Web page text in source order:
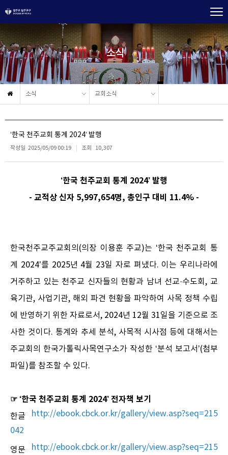
소식
소식 교회소식
‘한국 천주교회 통계 2024’ 발행
작성일 2025/05/09 00:19 조회 10,307
‘한국 천주교회 통계 2024’ 발행
- 교적상 신자 5,997,654명, 총인구 대비 11.4% -
한국천주교주교회의(의장 이용훈 주교)는 ‘한국 천주교회 통
계 2024’를 2025년 4월 23일 자로 펴냈다. 이는 우리나라에
거주하고 있는 천주교 신자들의 현황과 남녀 선교·수도회, 교
육기관, 사업기관, 해외 파견 현황을 파악하여 사목 정책 수립
에 반영하기 위한 자료로서, 2024년 12월 31일을 기준으로 조
사한 것이다. 통계와 추세 분석, 사목적 시사점 등에 대해서는
주교회의 한국가톨릭사목연구소가 작성한 ‘분석 보고서’(첨부
파일)를 참조할 수 있다.
☞ ‘한국 천주교회 통계 2024’ 전자책 보기
한글
http://ebook.cbck.or.kr/gallery/view.asp?seq=215
042
영문
http://ebook.cbck.or.kr/gallery/view.asp?seq=215